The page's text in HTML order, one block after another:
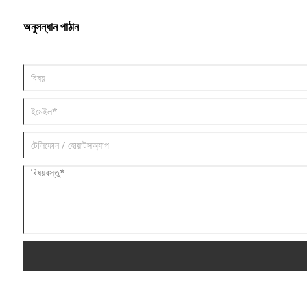
অনুসন্ধান পাঠান